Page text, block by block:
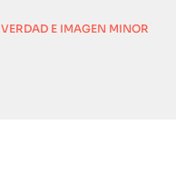
VERDAD E IMAGEN MINOR